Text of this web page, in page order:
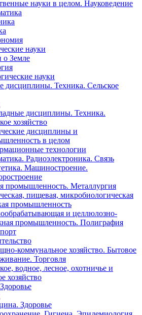
науки в целом. Науковедение
науки
о Земле
науки
дисциплины. Техника. Сельское
дисциплины. Техника.
хозяйство
дисциплины и
в целом
технологии
Радиоэлектроника. Связь
Машиностроение.
промышленность. Металлургия
пищевая, микробиологическая
промышленность
и целлюлозно-
промышленность. Полиграфия
коммунальное хозяйство. Бытовое
Торговля
водное, лесное, охотничье и
хозяйство
Здоровье